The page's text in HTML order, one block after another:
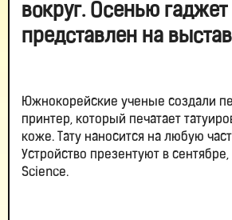
вокруг. Осенью гаджет
представлен на
Южнокорейские ученые создали
принтер, который печатает
коже. Тату наносится на любую
Устройство презентуют в
Science.